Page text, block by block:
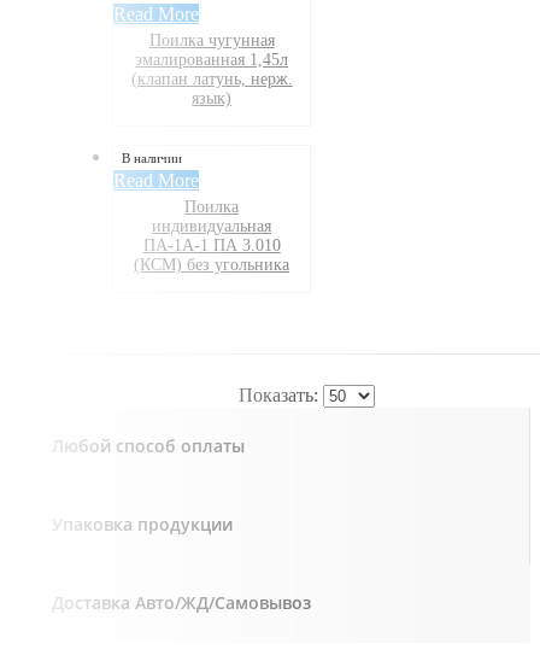
Read More
Поилка чугунная
эмалированная 1,45л
(клапан латунь, нерж.
язык)
В наличии
Read More
Поилка
индивидуальная
ПА-1А-1 ПА 3.010
(КСМ) без угольника
Показать:
Любой способ оплаты
Упаковка продукции
Доставка Авто/ЖД/Самовывоз